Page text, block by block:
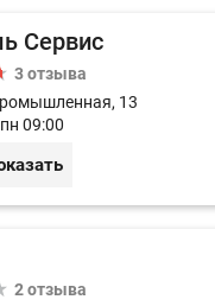
Сервис
3 отзыва
13
09:00
2 отзыва